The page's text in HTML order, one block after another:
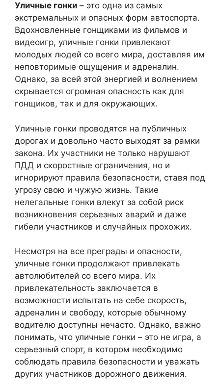
Уличные гонки – это одна из самых
экстремальных и опасных форм автоспорта.
Вдохновленные гонщиками из фильмов и
видеоигр, уличные гонки привлекают
молодых людей со всего мира, доставляя им
неповторимые ощущения и адреналин.
Однако, за всей этой энергией и волнением
скрывается огромная опасность как для
гонщиков, так и для окружающих.
Уличные гонки проводятся на публичных
дорогах и довольно часто выходят за рамки
закона. Их участники не только нарушают
ПДД и скоростные ограничения, но и
игнорируют правила безопасности, ставя под
угрозу свою и чужую жизнь. Такие
нелегальные гонки влекут за собой риск
возникновения серьезных аварий и даже
гибели участников и случайных прохожих.
Несмотря на все преграды и опасности,
уличные гонки продолжают привлекать
автолюбителей со всего мира. Их
привлекательность заключается в
возможности испытать на себе скорость,
адреналин и свободу, которые обычному
водителю доступны нечасто. Однако, важно
понимать, что уличные гонки – это не игра, а
серьезный спорт, в котором необходимо
соблюдать правила безопасности и уважать
других участников дорожного движения.